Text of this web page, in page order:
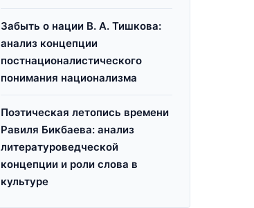
Забыть о нации В. А. Тишкова:
анализ концепции
постнационалистического
понимания национализма
Поэтическая летопись времени
Равиля Бикбаева: анализ
литературоведческой
концепции и роли слова в
культуре